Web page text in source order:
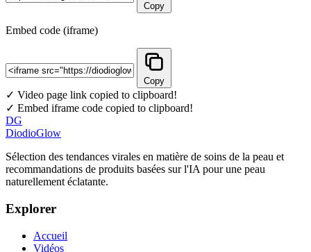
Copy
Embed code (iframe)
Copy
✓ Video page link copied to clipboard!
✓ Embed iframe code copied to clipboard!
DG
DiodioGlow
Sélection des tendances virales en matière de soins de la peau et
recommandations de produits basées sur l'IA pour une peau
naturellement éclatante.
Explorer
Accueil
Vidéos